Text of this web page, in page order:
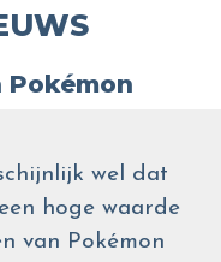
Pokémon
wel dat
hoge waarde
van Pokémon